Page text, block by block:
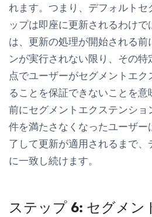
れます。つまり、デフォルト
ップは即座に更新されるわけ
は、更新の処理が開始される前
ンが実行されない限り、その
点でユーザーがセグメントエ
ることを保証できないことを
前にセグメントエクステンシ
件を満たさなくなったユーザ
了して更新が適用されるまで、
に一致し続けます。
ステップ 6: セグメン